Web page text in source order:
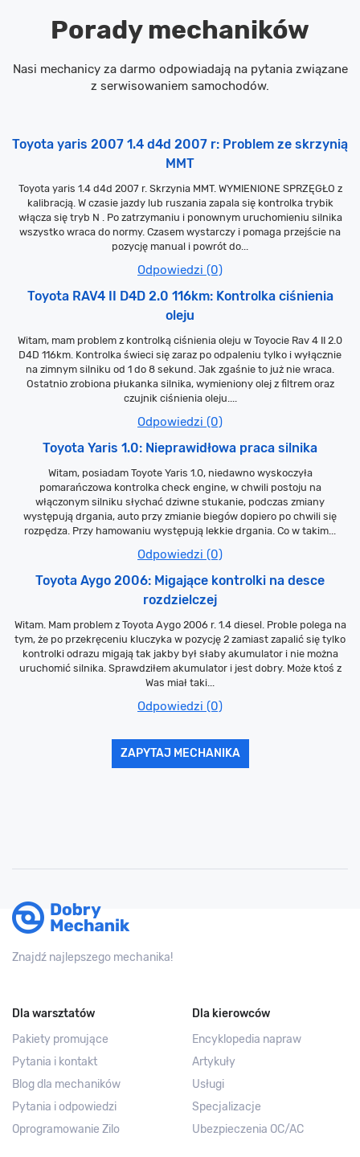
Porady mechaników
Nasi mechanicy za darmo odpowiadają na pytania związane
z serwisowaniem samochodów.
Toyota yaris 2007 1.4 d4d 2007 r: Problem ze skrzynią
MMT
Toyota yaris 1.4 d4d 2007 r. Skrzynia MMT. WYMIENIONE SPRZĘGŁO z
kalibracją. W czasie jazdy lub ruszania zapala się kontrolka trybik
włącza się tryb N . Po zatrzymaniu i ponownym uruchomieniu silnika
wszystko wraca do normy. Czasem wystarczy i pomaga przejście na
pozycję manual i powrót do...
Odpowiedzi (0)
Toyota RAV4 II D4D 2.0 116km: Kontrolka ciśnienia
oleju
Witam, mam problem z kontrolką ciśnienia oleju w Toyocie Rav 4 II 2.0
D4D 116km. Kontrolka świeci się zaraz po odpaleniu tylko i wyłącznie
na zimnym silniku od 1 do 8 sekund. Jak zgaśnie to już nie wraca.
Ostatnio zrobiona płukanka silnika, wymieniony olej z filtrem oraz
czujnik ciśnienia oleju....
Odpowiedzi (0)
Toyota Yaris 1.0: Nieprawidłowa praca silnika
Witam, posiadam Toyote Yaris 1.0, niedawno wyskoczyła
pomarańczowa kontrolka check engine, w chwili postoju na
włączonym silniku słychać dziwne stukanie, podczas zmiany
występują drgania, auto przy zmianie biegów dopiero po chwili się
rozpędza. Przy hamowaniu występują lekkie drgania. Co w takim...
Odpowiedzi (0)
Toyota Aygo 2006: Migające kontrolki na desce
rozdzielczej
Witam. Mam problem z Toyota Aygo 2006 r. 1.4 diesel. Proble polega na
tym, że po przekręceniu kluczyka w pozycję 2 zamiast zapalić się tylko
kontrolki odrazu migają tak jakby był słaby akumulator i nie można
uruchomić silnika. Sprawdziłem akumulator i jest dobry. Może ktoś z
Was miał taki...
Odpowiedzi (0)
ZAPYTAJ MECHANIKA
Znajdź najlepszego mechanika!
Dla warsztatów
Pakiety promujące
Pytania i kontakt
Blog dla mechaników
Pytania i odpowiedzi
Oprogramowanie Zilo
Dla kierowców
Encyklopedia napraw
Artykuły
Usługi
Specjalizacje
Ubezpieczenia OC/AC